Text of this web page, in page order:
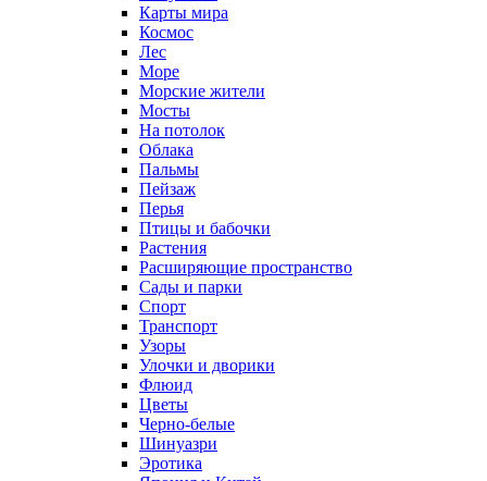
Карты мира
Космос
Лес
Море
Морские жители
Мосты
На потолок
Облака
Пальмы
Пейзаж
Перья
Птицы и бабочки
Растения
Расширяющие пространство
Сады и парки
Спорт
Транспорт
Узоры
Улочки и дворики
Флюид
Цветы
Черно-белые
Шинуазри
Эротика